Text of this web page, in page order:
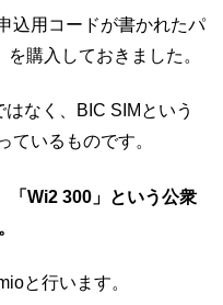
込用コードが書かれたパ
購入しておきました。
なく、BIC SIMという
ているものです。
「Wi2 300」という公衆
と行います。